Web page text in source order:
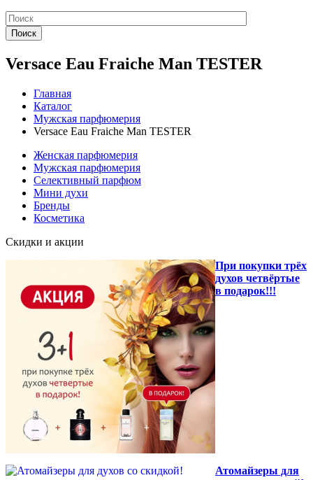
Поиск
Versace Eau Fraiche Man TESTER
Главная
Каталог
Мужская парфюмерия
Versace Eau Fraiche Man TESTER
Женская парфюмерия
Мужская парфюмерия
Селективный парфюм
Мини духи
Бренды
Косметика
Скидки и акции
При покупки трёх
духов четвёртые
в подарок!!!
Атомайзеры для